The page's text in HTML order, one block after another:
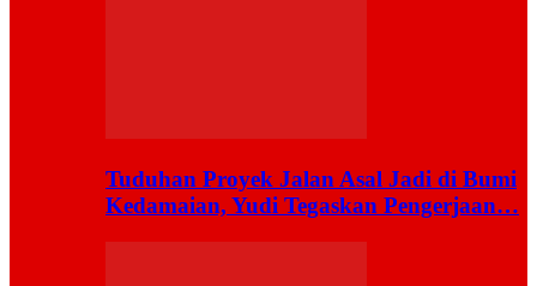
Tuduhan Proyek Jalan Asal Jadi di Bumi
Kedamaian, Yudi Tegaskan Pengerjaan…